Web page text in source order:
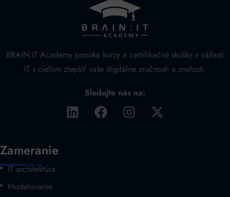
BRAIN:IT Academy ponúka kurzy a certifikačné skúšky v oblasti
IT s cieľom zlepšiť vaše digitálne zručnosti a znalosti.
Sledujte nás na:
Zameranie
IT architektúra
Modelovanie